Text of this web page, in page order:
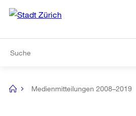
Navigation
[no
Medienmitteilungen 2008–2019